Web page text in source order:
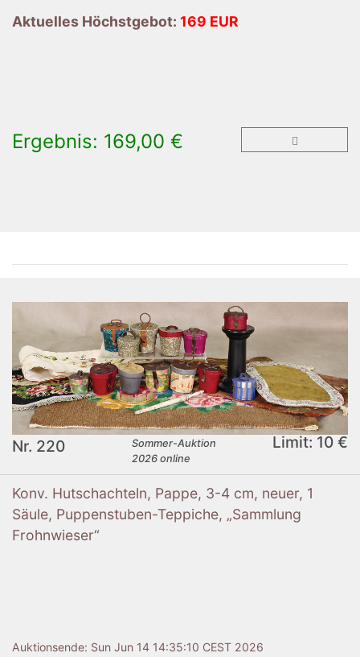
Aktuelles Höchstgebot: 169 EUR
Ergebnis: 169,00 €
Nr. 220
Sommer-Auktion
2026 online
Limit: 10 €
Konv. Hutschachteln, Pappe, 3-4 cm, neuer, 1
Säule, Puppenstuben-Teppiche, „Sammlung
Frohnwieser“
Auktionsende: Sun Jun 14 14:35:10 CEST 2026